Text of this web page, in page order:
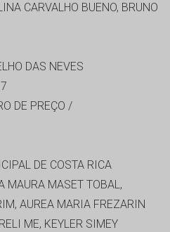
CARVALHO BUENO, BRUNO
DAS NEVES
DE PREÇO /
DE COSTA RICA
MAURA MASET TOBAL,
AUREA MARIA FREZARIN
ME, KEYLER SIMEY